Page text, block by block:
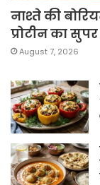
नाश्ते की
प्रोटीन का
August 7, 2026